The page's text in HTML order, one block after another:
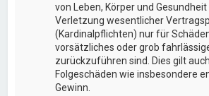
von Leben, Körper und
Verletzung wesentlicher
(Kardinalpflichten) nur für
vorsätzliches oder grob
zurückzuführen sind. Dies gilt
Folgeschäden wie insbesondere
Gewinn.